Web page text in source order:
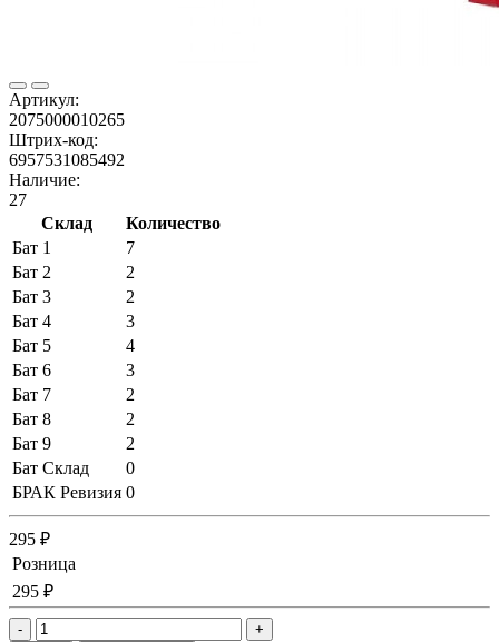
Артикул:
2075000010265
Штрих-код:
6957531085492
Наличие:
27
Склад
Количество
Бат 1
7
Бат 2
2
Бат 3
2
Бат 4
3
Бат 5
4
Бат 6
3
Бат 7
2
Бат 8
2
Бат 9
2
Бат Склад
0
БРАК Ревизия 0
295 ₽
Розница
295 ₽
-
+